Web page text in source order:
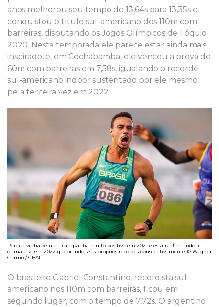
anos melhorou seu tempo de 13,64s para 13,35s e
conquistou o título sul-americano dos 110m com
barreiras, disputando os Jogos Olímpicos de Tóquio
2020. Nesta temporada ele parece estar ainda mais
inspirado, e, em Cochabamba, ele venceu a prova de
60m com barreiras em 7,58s, igualando o recorde
sul-americano indoor sustentado por ele mesmo
pela terceira vez em 2022.
Pereira vinha de uma campanha muito positiva em 2021 e está reafirmando a
ótima fase em 2022 quebrando seus próprios recordes consecutivamente © Wagner
Carmo / CBAt
O brasileiro Gabriel Constantino, recordista sul-
americano nos 110m com barreiras, ficou em
segundo lugar, com o tempo de 7,72s. O argentino